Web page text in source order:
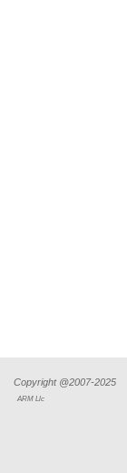
Copyright @2007-2025
ARM Llc